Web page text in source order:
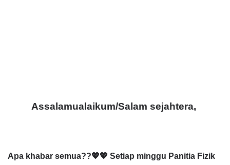
Assalamualaikum/Salam sejahtera,
Apa khabar semua??💖💖 Setiap minggu Panitia Fizik